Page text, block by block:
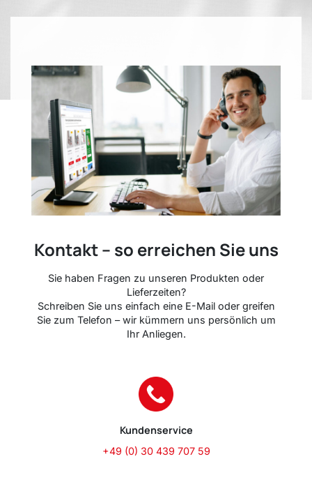
Kontakt – so erreichen Sie uns
Sie haben Fragen zu unseren Produkten oder
Lieferzeiten?
Schreiben Sie uns einfach eine E-Mail oder greifen
Sie zum Telefon – wir kümmern uns persönlich um
Ihr Anliegen.
Kundenservice
+49 (0) 30 439 707 59